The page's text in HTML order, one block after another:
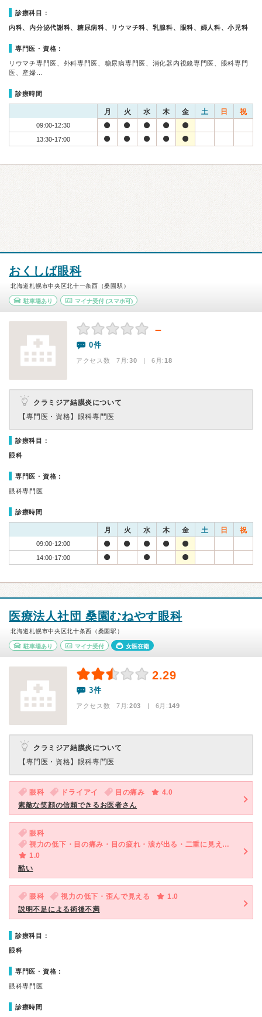
診療科目：
内科、内分泌代謝科、糖尿病科、リウマチ科、乳腺科、眼科、婦人科、小児科
専門医・資格：
リウマチ専門医、外科専門医、糖尿病専門医、消化器内視鏡専門医、眼科専門
医、産婦…
診療時間
月 火 水 木 金 土 日 祝
09:00-12:30
13:30-17:00
おくしば眼科
北海道札幌市中央区北十一条西（桑園駅）
駐車場あり マイナ受付(スマホ可)
－
0件
アクセス数 7月:30 | 6月:18
クラミジア結膜炎について
【専門医・資格】 眼科専門医
診療科目：
眼科
専門医・資格：
眼科専門医
診療時間
月 火 水 木 金 土 日 祝
09:00-12:00
14:00-17:00
医療法人社団 桑園むねやす眼科
北海道札幌市中央区北十条西（桑園駅）
駐車場あり マイナ受付 女医在籍
2.29
3件
アクセス数 7月:203 | 6月:149
クラミジア結膜炎について
【専門医・資格】 眼科専門医
眼科 ドライアイ 目の痛み
4.0
素敵な笑顔の信頼できるお医者さん
眼科
視力の低下・目の痛み・目の疲れ・涙が出る・二重に見える・かすむ・歪んで見える・めやに
1.0
酷い
眼科 視力の低下・歪んで見える
1.0
説明不足による術後不満
診療科目：
眼科
専門医・資格：
眼科専門医
診療時間